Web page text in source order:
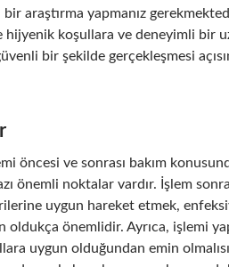
araştırma yapmanız
koşullara ve deneyimli bir
bir şekilde gerçekleşmesi
öncesi ve sonrası bakım
önemli noktalar vardır. İşlem
uygun hareket etmek,
önemlidir. Ayrıca, işlemi
uygun olduğundan emin